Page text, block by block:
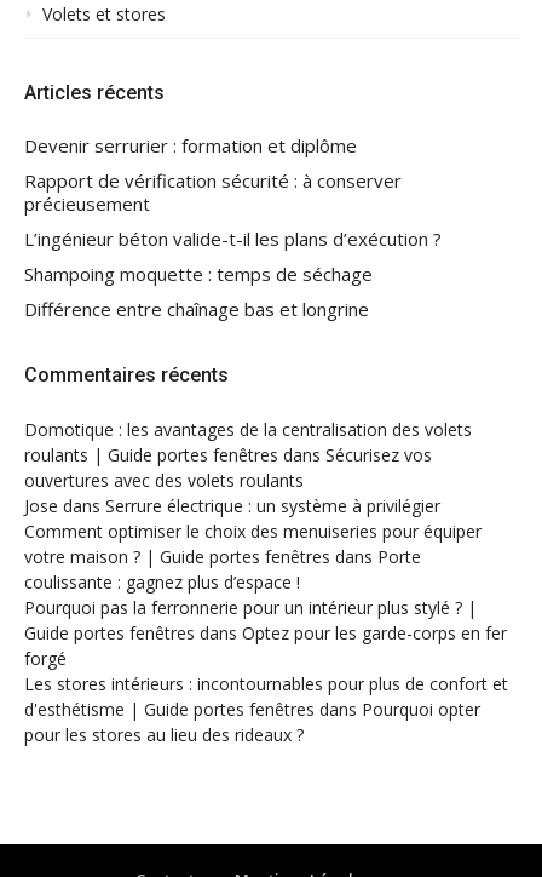
Volets et stores
Articles récents
Devenir serrurier : formation et diplôme
Rapport de vérification sécurité : à conserver
précieusement
L’ingénieur béton valide-t-il les plans d’exécution ?
Shampoing moquette : temps de séchage
Différence entre chaînage bas et longrine
Commentaires récents
Domotique : les avantages de la centralisation des volets
roulants | Guide portes fenêtres dans Sécurisez vos
ouvertures avec des volets roulants
Jose dans Serrure électrique : un système à privilégier
Comment optimiser le choix des menuiseries pour équiper
votre maison ? | Guide portes fenêtres dans Porte
coulissante : gagnez plus d’espace !
Pourquoi pas la ferronnerie pour un intérieur plus stylé ? |
Guide portes fenêtres dans Optez pour les garde-corps en fer
forgé
Les stores intérieurs : incontournables pour plus de confort et
d'esthétisme | Guide portes fenêtres dans Pourquoi opter
pour les stores au lieu des rideaux ?